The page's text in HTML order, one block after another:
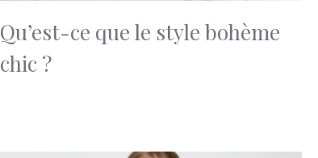
Qu’est-ce que le style bohème
chic ?